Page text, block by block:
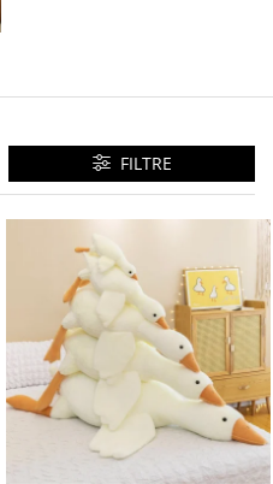
FILTRE